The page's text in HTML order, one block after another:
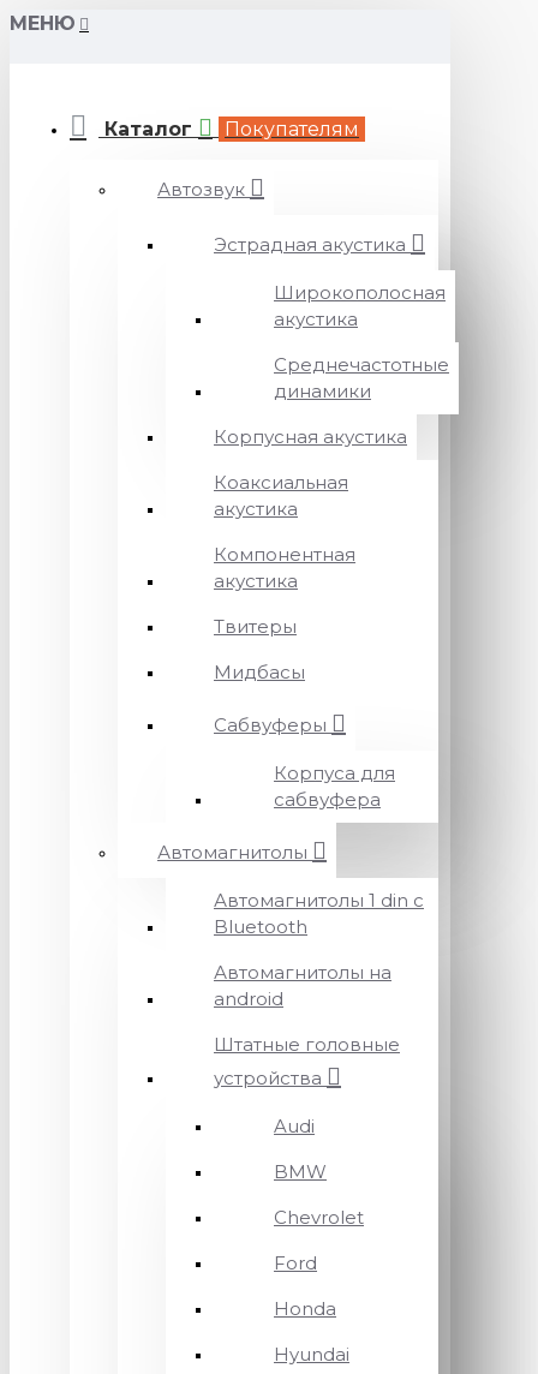
МЕНЮ
Каталог Покупателям
Автозвук
Эстрадная акустика
Широкополосная
акустика
Среднечастотные
динамики
Корпусная акустика
Коаксиальная
акустика
Компонентная
акустика
Твитеры
Мидбасы
Сабвуферы
Корпуса для
сабвуфера
Автомагнитолы
Автомагнитолы 1 din с
Bluetooth
Автомагнитолы на
android
Штатные головные
устройства
Audi
BMW
Chevrolet
Ford
Honda
Hyundai